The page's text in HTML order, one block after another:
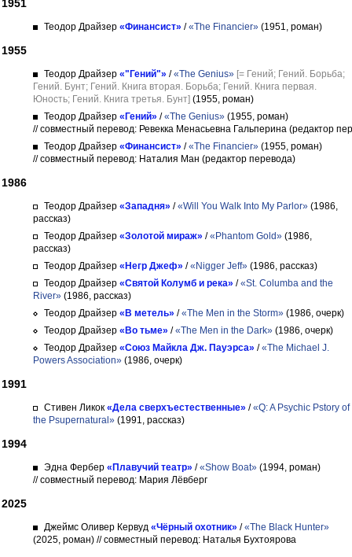
1951
Теодор Драйзер «Финансист» /«The Financier» (1951, роман)
1955
Теодор Драйзер «"Гений"» /«The Genius» [= Гений; Гений. Борьба;
Гений. Бунт; Гений. Книга вторая. Борьба; Гений. Книга первая.
Юность; Гений. Книга третья. Бунт] (1955, роман)
Теодор Драйзер «Гений» /«The Genius» (1955, роман)
// совместный перевод: Ревекка Менасьевна Гальперина (редактор
Теодор Драйзер «Финансист» /«The Financier» (1955, роман)
// совместный перевод: Наталия Ман (редактор перевода)
1986
Теодор Драйзер «Западня» /«Will You Walk Into My Parlor» (1986,
рассказ)
Теодор Драйзер «Золотой мираж» /«Phantom Gold» (1986,
рассказ)
Теодор Драйзер «Негр Джеф» /«Nigger Jeff» (1986, рассказ)
Теодор Драйзер «Святой Колумб и река» /«St. Columba and the
River» (1986, рассказ)
Теодор Драйзер «В метель» /«The Men in the Storm» (1986, очерк)
Теодор Драйзер «Во тьме» /«The Men in the Dark» (1986, очерк)
Теодор Драйзер «Союз Майкла Дж. Пауэрса» /«The Michael J.
Powers Association» (1986, очерк)
1991
Стивен Ликок «Дела сверхъестественные» /«Q: A Psychic Pstory of
the Psupernatural» (1991, рассказ)
1994
Эдна Фербер «Плавучий театр» /«Show Boat» (1994, роман)
// совместный перевод: Мария Лёвберг
2025
Джеймс Оливер Кервуд «Чёрный охотник» /«The Black Hunter»
(2025, роман) // совместный перевод: Наталья Бухтоярова